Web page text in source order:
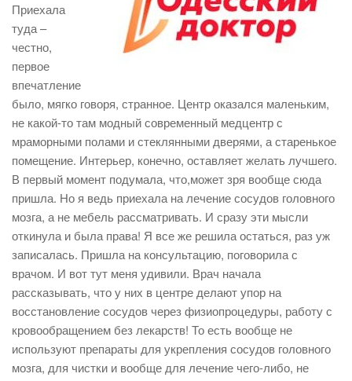
Приехала
туда –
честно,
первое
впечатление
было, мягко говоря, странное. Центр оказался маленьким,
не какой-то там модный современный медцентр с
мраморными полами и стеклянными дверями, а старенькое
помещение. Интерьер, конечно, оставляет желать лучшего.
В первый момент подумала, что,может зря вообще сюда
пришла. Но я ведь приехала на лечение сосудов головного
мозга, а не мебель рассматривать. И сразу эти мысли
откинула и была права! Я все же решила остаться, раз уж
записалась. Пришла на консультацию, поговорила с
врачом. И вот тут меня удивили. Врач начала
рассказывать, что у них в центре делают упор на
восстановление сосудов через физиопроцедуры, работу с
кровообращением без лекарств! То есть вообще не
используют препараты для укрепления сосудов головного
мозга, для чистки и вообще для лечение чего-либо, не